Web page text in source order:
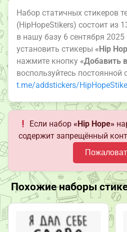
Набор статичных стикеров
(HipHopeStikers) состоит из
в нашу базу 6 сентября
установить стикеры «Hip
нажмите кнопку «Добавить
воспользуйтесь постоянной
t.me/addstickers/
Если набор«Hip Hope»
содержит запрещённый
Похожие наборы